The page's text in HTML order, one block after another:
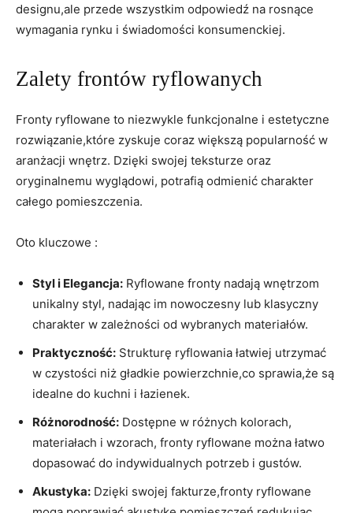
designu,ale przede wszystkim odpowiedź na rosnące
wymagania rynku i świadomości konsumenckiej.
Zalety frontów ryflowanych
Fronty ryflowane to niezwykle funkcjonalne i estetyczne
rozwiązanie,które zyskuje coraz większą popularność w
aranżacji wnętrz. Dzięki swojej teksturze oraz
oryginalnemu wyglądowi, potrafią odmienić charakter
całego pomieszczenia.
Oto kluczowe :
Styl i Elegancja: Ryflowane fronty nadają wnętrzom
unikalny styl, nadając im nowoczesny lub klasyczny
charakter w zależności od wybranych materiałów.
Praktyczność: Strukturę ryflowania łatwiej utrzymać
w czystości niż gładkie powierzchnie,co sprawia,że są
idealne do kuchni i łazienek.
Różnorodność: Dostępne w różnych kolorach,
materiałach i wzorach, fronty ryflowane można łatwo
dopasować do indywidualnych potrzeb i gustów.
Akustyka: Dzięki swojej fakturze,fronty ryflowane